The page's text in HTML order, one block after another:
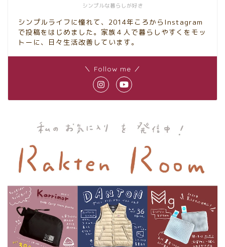
シンプルな暮らしが好き
シンプルライフに憧れて、2014年ころからInstagram
で投稿をはじめました。家族４人で暮らしやすくをモッ
トーに、日々生活改善しています。
＼ Follow me ／